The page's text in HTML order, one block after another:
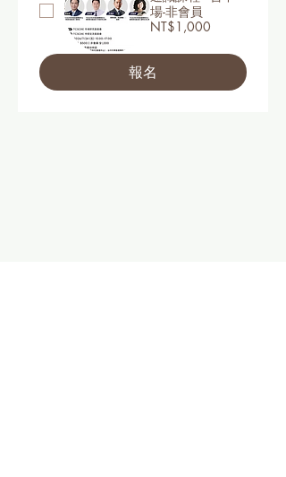
場-非會員
NT$1,000
報名